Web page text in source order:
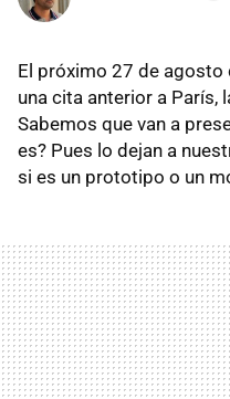
El próximo 27 de agosto
una cita anterior a París,
Sabemos que van a
es? Pues lo dejan a
si es un prototipo o un